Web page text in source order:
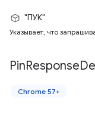
"ПУК"
Указывает, что
PinResponse
Chrome 57+